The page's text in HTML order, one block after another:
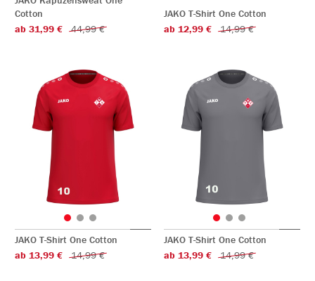
Cotton
ab 31,99 €
44,99 €
JAKO T-Shirt One Cotton
ab 12,99 €
14,99 €
JAKO T-Shirt One Cotton
ab 13,99 €
14,99 €
JAKO T-Shirt One Cotton
ab 13,99 €
14,99 €